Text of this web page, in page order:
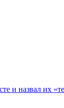
и назвал их